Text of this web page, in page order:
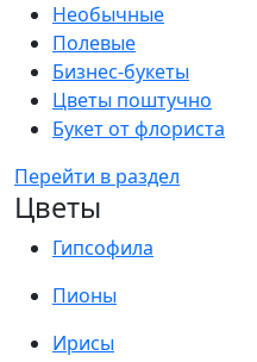
Необычные
Полевые
Бизнес-букеты
Цветы поштучно
Букет от флориста
Перейти в раздел
Цветы
Гипсофила
Пионы
Ирисы